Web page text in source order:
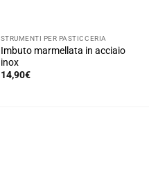
STRUMENTI PER PASTICCERIA
Imbuto marmellata in acciaio
inox
14,90€